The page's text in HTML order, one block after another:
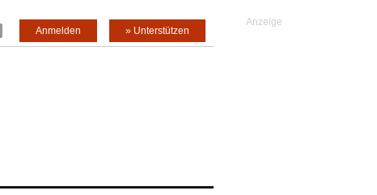
» Unterstützen
Anmelden